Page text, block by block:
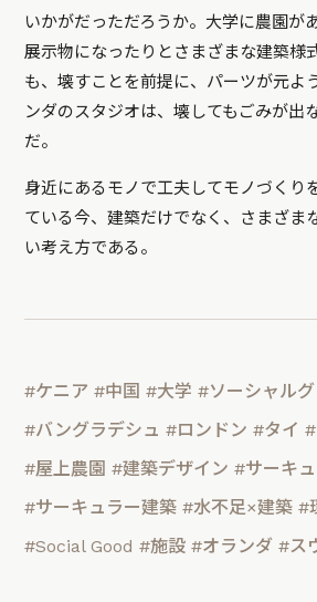
いかがだっただろうか。大学に農園が
展示物になったりとさまざまな建築様
も、壊すことを前提に、パーツが元よ
ンダのスタジオは、壊してもごみが出
だ。
身近にあるモノで工夫してモノづくり
ている今、建築だけでなく、さまざま
い考え方である。
#ケニア #中国 #大学 #ソーシャルグ
#バングラデシュ #ロンドン #タイ
#屋上農園 #建築デザイン #サーキ
#サーキュラー建築 #水不足×建築 #
#Social Good #施設 #オランダ #ス